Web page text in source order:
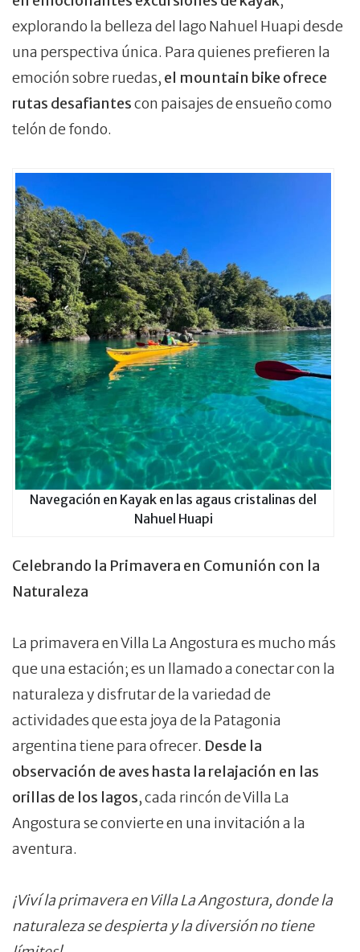
explorando la belleza del lago Nahuel Huapi desde
una perspectiva única. Para quienes prefieren la
emoción sobre ruedas, el mountain bike ofrece
rutas desafiantescon paisajes de ensueño como
telón de fondo.
Navegación en Kayak en las agaus cristalinas del
Nahuel Huapi
Celebrando la Primavera en Comunión con la
Naturaleza
La primavera en Villa La Angostura es mucho más
que una estación; es un llamado a conectar con la
naturaleza y disfrutar de la variedad de
actividades que esta joya de la Patagonia
argentina tiene para ofrecer. Desde la
observación de aves hasta la relajación en las
orillas de los lagos, cada rincón de Villa La
Angostura se convierte en una invitación a la
aventura.
¡Viví la primavera en Villa La Angostura, donde la
naturaleza se despierta y la diversión no tiene